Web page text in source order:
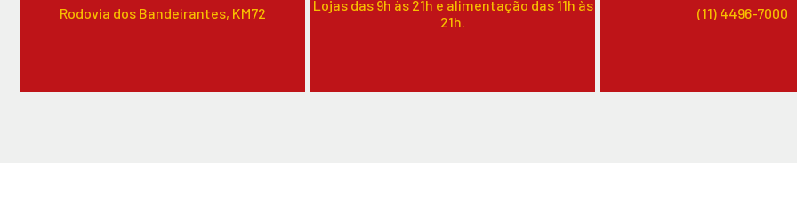
Rodovia dos Bandeirantes, KM72
Lojas das 9h às 21h e alimentação das 11h às
21h.
(11) 4496-7000